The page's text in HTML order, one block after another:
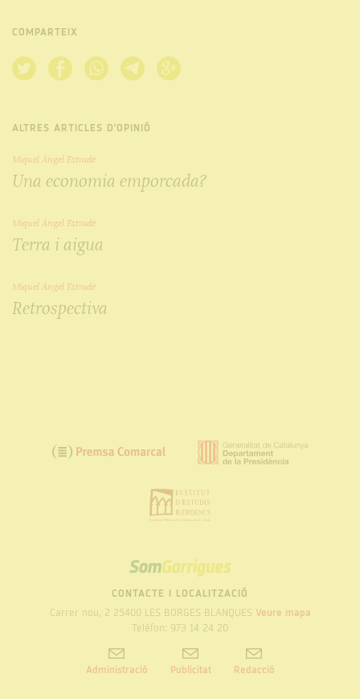
COMPARTEIX
ALTRES ARTICLES D'OPINIÓ
Miquel Àngel Estradé
Una economia emporcada?
Miquel Àngel Estradé
Terra i aigua
Miquel Àngel Estradé
Retrospectiva
SOM
GARRIGUES
CONTACTE I LOCALITZACIÓ
Carrer nou, 2 25400 LES BORGES BLANQUES Veure mapa
Telèfon: 973 14 24 20
Administració Publicitat Redacció